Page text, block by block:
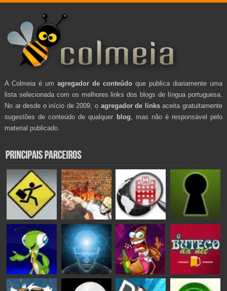
A Colmeia é um agregador de conteúdo que publica diariamente uma
lista selecionada com os melhores links dos blogs de língua portuguesa.
No ar desde o início de 2009, o agregador de linksaceita gratuitamente
sugestões de conteúdo de qualquer blog , mas não é responsável pelo
material publicado.